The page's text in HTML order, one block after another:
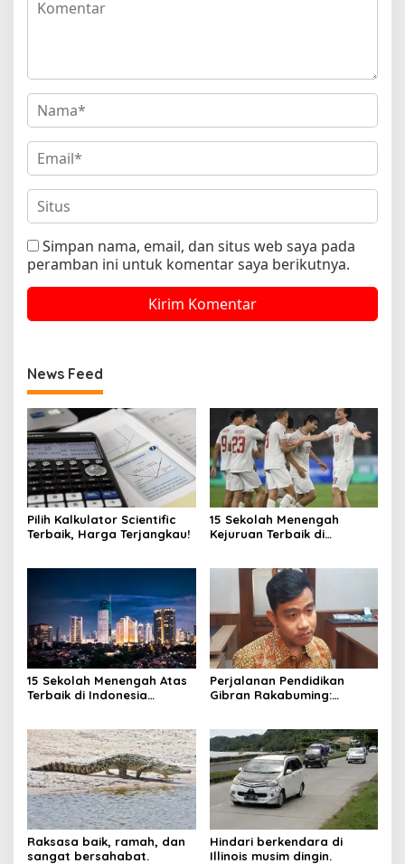
Simpan nama, email, dan situs web saya pada
peramban ini untuk komentar saya berikutnya.
News Feed
Pilih Kalkulator Scientific
Terbaik, Harga Terjangkau!
15 Sekolah Menengah
Kejuruan Terbaik di
Komputer
15 Sekolah Menengah Atas
Terbaik di Indonesia
Perjalanan Pendidikan
Gibran Rakabuming:
Raksasa baik, ramah, dan
sangat bersahabat.
Hindari berkendara di
Illinois musim dingin.